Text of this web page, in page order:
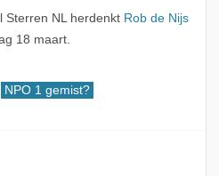
Sterren NL herdenkt Rob de Nijs
18 maart.
NPO 1 gemist?